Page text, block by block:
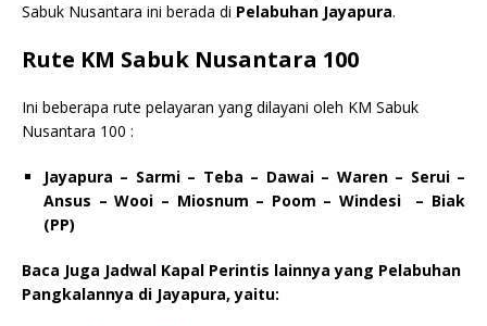
Sabuk Nusantara ini berada di Pelabuhan Jayapura.
Rute KM Sabuk Nusantara 100
Ini beberapa rute pelayaran yang dilayani oleh KM Sabuk
Nusantara 100 :
Jayapura – Sarmi – Teba – Dawai – Waren – Serui –
Ansus – Wooi – Miosnum – Poom – Windesi – Biak
(PP)
Baca Juga Jadwal Kapal Perintis lainnya yang Pelabuhan
Pangkalannya di Jayapura, yaitu: